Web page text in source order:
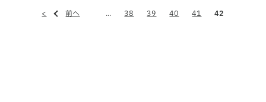
< 前へ ... 38 39 40 41 42